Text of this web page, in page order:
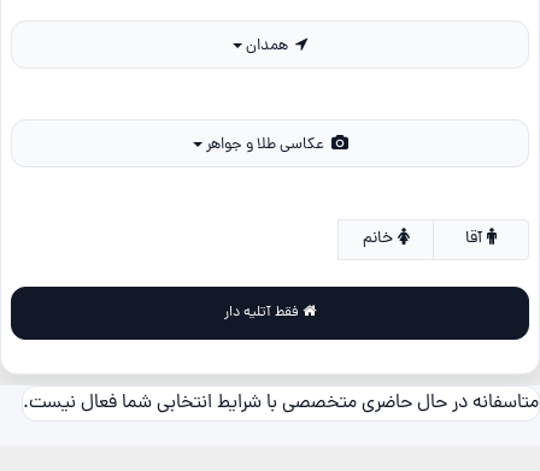
خانم
متاسفانه در حال حاضری متخصصی با شرایط انتخابی شما فعال نیست.